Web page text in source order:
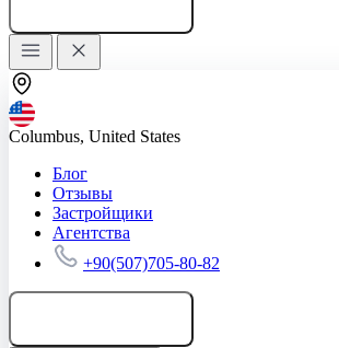
Columbus, United States
Блог
Отзывы
Застройщики
Агентства
+90(507)705-80-82